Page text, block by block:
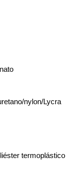
nylon/Lycra
termoplástico